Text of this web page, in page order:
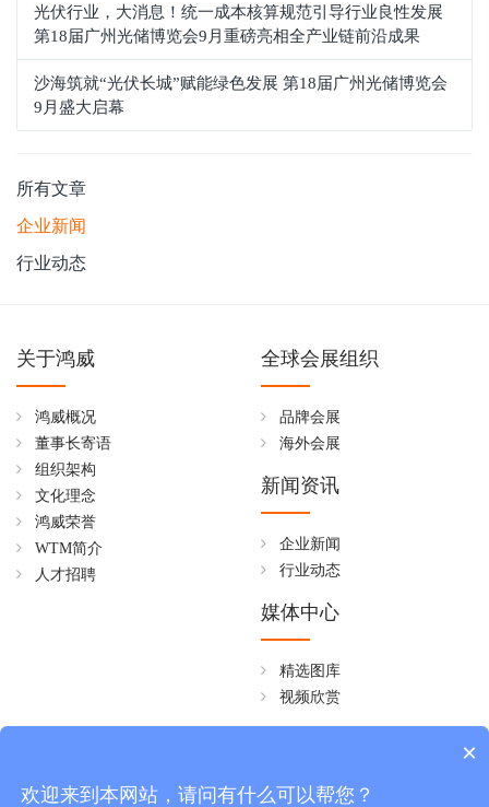
光伏行业，大消息！统一成本核算规范引导行业良性发展
第18届广州光储博览会9月重磅亮相全产业链前沿成果
沙海筑就“光伏长城”赋能绿色发展 第18届广州光储博览会
9月盛大启幕
所有文章
企业新闻
行业动态
关于鸿威
鸿威概况
董事长寄语
组织架构
文化理念
鸿威荣誉
WTM简介
人才招聘
全球会展组织
品牌会展
海外会展
新闻资讯
企业新闻
行业动态
媒体中心
精选图库
视频欣赏
×
欢迎来到本网站，请问有什么可以帮您？